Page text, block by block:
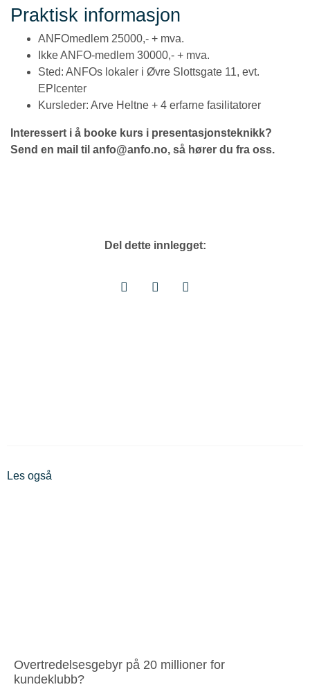
Praktisk informasjon
ANFOmedlem 25000,- + mva.
Ikke ANFO-medlem 30000,- + mva.
Sted: ANFOs lokaler i Øvre Slottsgate 11, evt.
EPIcenter
Kursleder: Arve Heltne + 4 erfarne fasilitatorer
Interessert i å booke kurs i presentasjonsteknikk?
Send en mail til anfo@anfo.no, så hører du fra oss.
Del dette innlegget:
Les også
Overtredelsesgebyr på 20 millioner for
kundeklubb?